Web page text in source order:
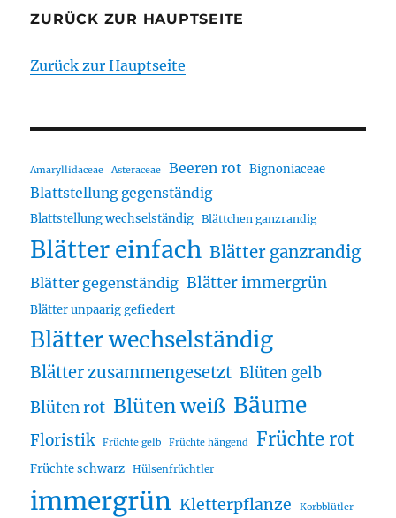
ZURÜCK ZUR HAUPTSEITE
Zurück zur Hauptseite
Amaryllidaceae Asteraceae Beeren rot Bignoniaceae
Blattstellung gegenständig
Blattstellung wechselständig Blättchen ganzrandig
Blätter einfach Blätter ganzrandig
Blätter gegenständig Blätter immergrün
Blätter unpaarig gefiedert
Blätter wechselständig
Blätter zusammengesetzt Blüten gelb
Blüten rot Blüten weiß Bäume
Floristik Früchte gelb Früchte hängend Früchte rot
Früchte schwarz Hülsenfrüchtler
immergrün Kletterpflanze Korbblütler